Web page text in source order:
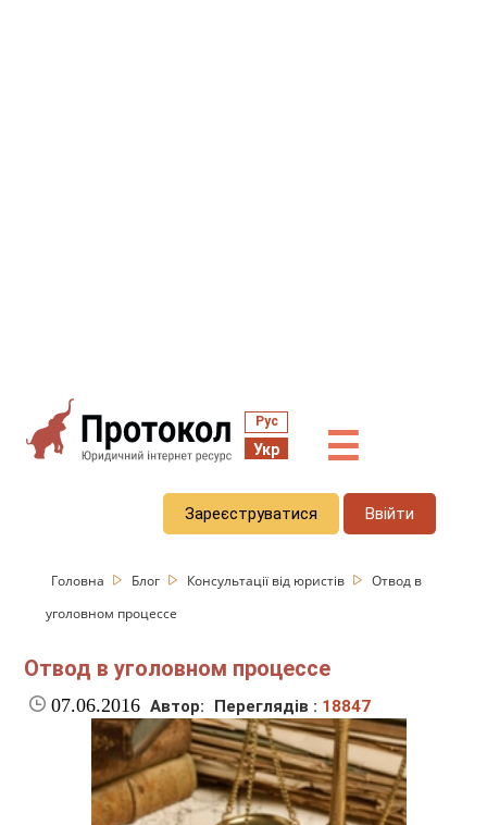
Рус
Укр ☰
Зареєструватися Ввійти
Головна Блог Консультації від юристів
Отвод в
уголовном процессе
Отвод в уголовном процессе
07.06.2016 Автор: Переглядів : 18847